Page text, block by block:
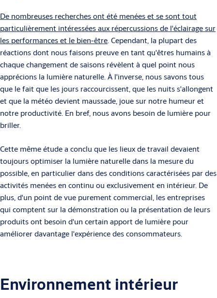
De nombreuses recherches ont été menées et se sont tout
particulièrement intéressées aux répercussions de l'éclairage sur
les performances et le bien-être. Cependant, la plupart des
réactions dont nous faisons preuve en tant qu'êtres humains à
chaque changement de saisons révèlent à quel point nous
apprécions la lumière naturelle. À l'inverse, nous savons tous
que le fait que les jours raccourcissent, que les nuits s'allongent
et que la météo devient maussade, joue sur notre humeur et
notre productivité. En bref, nous avons besoin de lumière pour
briller.
Cette même étude a conclu que les lieux de travail devaient
toujours optimiser la lumière naturelle dans la mesure du
possible, en particulier dans des conditions caractérisées par des
activités menées en continu ou exclusivement en intérieur. De
plus, d'un point de vue purement commercial, les entreprises
qui comptent sur la démonstration ou la présentation de leurs
produits ont besoin d'un certain apport de lumière pour
améliorer davantage l'expérience des consommateurs.
Environnement intérieur